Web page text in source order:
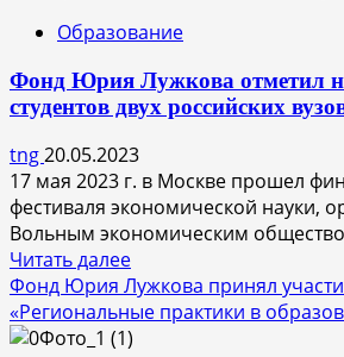
экономического
обсудили
представители
экономического
сообщества
Образование
Фонд Юрия Лужкова отметил
студентов двух российских
tng20.05.2023
17 мая 2023 г. в Москве прошел
фестиваля экономической науки,
Вольным экономическим
Читать далееПрочитать
больше
о
Фонд
Фонд Юрия Лужкова принял
«Региональные практики в